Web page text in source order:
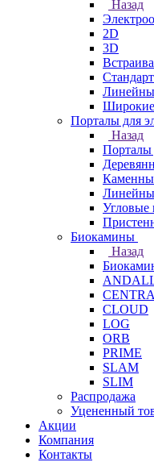
Назад
2D
3D
Широкие
Порталы для
Назад
Порталы
Угловые
Биокамины
Назад
CLOUD
LOG
ORB
PRIME
SLAM
SLIM
Распродажа
Уцененный
Акции
Компания
Контакты